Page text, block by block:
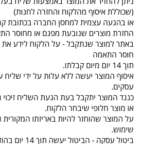
(שכוללת איסוף מהלקוח והחזרה לחנות)
או בהגעה עצמית למחסן החברה בכתובת קראוזה 32
החזרת מוצרים שנובעת מפגם או מחוסר
באתר למוצר שנתקבל - על הלקוח לידע
חוסר התאמה
תוך 14 יום מיום קבלתו.
איסוף המוצר יעשה ללא עלות על ידי שליח עד 3
עסקים.
כנגד המוצר יתקבל בעת הגעת השליח
או מוצר חלופי שיבחר הלקוח.
על המוצר שהוחזר להיות באריזתו
שימוש.
ביטול עסקה -